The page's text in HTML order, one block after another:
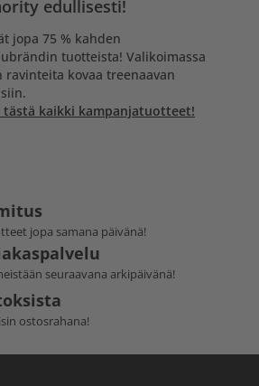
edullisesti!
jopa 75 % kahden
tuotteista! Valikoimassa
ravinteita kovaa treenaavan
tästä kaikki kampanjatuotteet!
jopa samana päivänä!
seuraavana arkipäivänä!
ostosrahana!